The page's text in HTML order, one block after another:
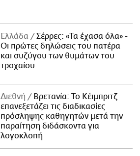
Ελλάδα
Σέρρες: «Τα έχασα όλα» -
Οι πρώτες δηλώσεις του πατέρα
και συζύγου των θυμάτων του
τροχαίου
Διεθνή
Βρετανία: Το Κέιμπριτζ
επανεξετάζει τις διαδικασίες
πρόσληψης καθηγητών μετά την
παραίτηση διδάσκοντα για
λογοκλοπή